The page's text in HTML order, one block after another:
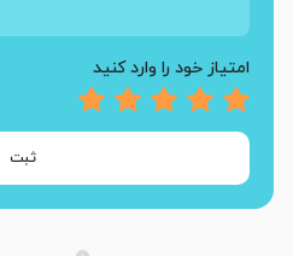
امتیاز خود را وارد کنید
ثبت